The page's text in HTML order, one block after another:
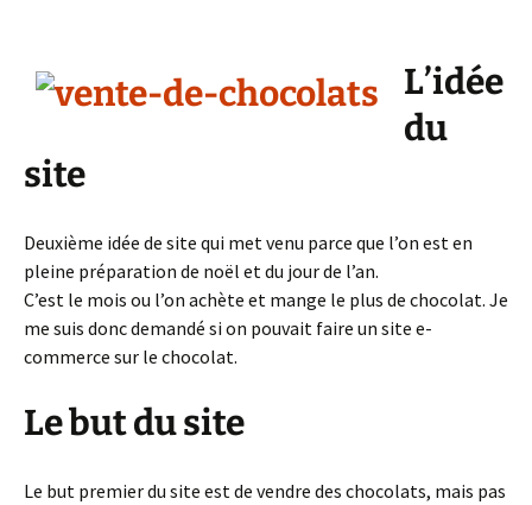
L’idée
du
site
Deuxième idée de site qui met venu parce que l’on est en
pleine préparation de noël et du jour de l’an.
C’est le mois ou l’on achète et mange le plus de chocolat. Je
me suis donc demandé si on pouvait faire un site e-
commerce sur le chocolat.
Le but du site
Le but premier du site est de vendre des chocolats, mais pas